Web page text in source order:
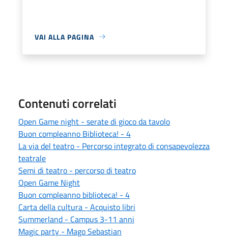
VAI ALLA PAGINA
Contenuti correlati
Open Game night - serate di gioco da tavolo
Buon compleanno Biblioteca! - 4
La via del teatro - Percorso integrato di consapevolezza
teatrale
Semi di teatro - percorso di teatro
Open Game Night
Buon compleanno biblioteca! - 4
Carta della cultura - Acquisto libri
Summerland - Campus 3-11 anni
Magic party - Mago Sebastian